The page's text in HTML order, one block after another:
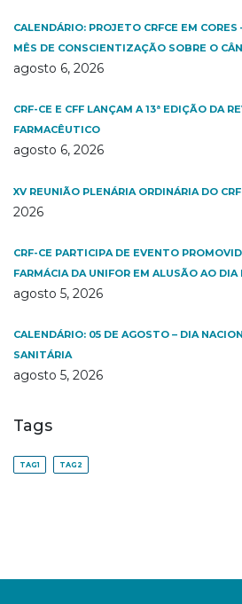
CALENDÁRIO: PROJETO CRFCE EM
MÊS DE CONSCIENTIZAÇÃO SOBRE O
agosto 6, 2026
CRF-CE E CFF LANÇAM A 13ª EDIÇÃO DA
FARMACÊUTICO
agosto 6, 2026
XV REUNIÃO PLENÁRIA ORDINÁRIA DO
2026
CRF-CE PARTICIPA DE EVENTO
FARMÁCIA DA UNIFOR EM ALUSÃO AO DIA
agosto 5, 2026
CALENDÁRIO: 05 DE AGOSTO – DIA
SANITÁRIA
agosto 5, 2026
Tags
TAG1 TAG2